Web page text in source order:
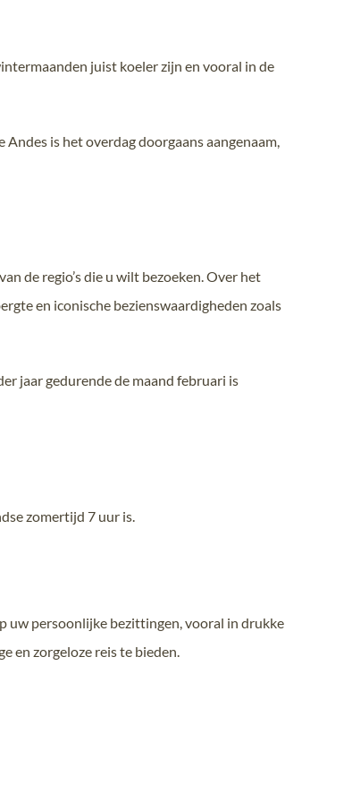
juist koeler zijn en vooral in de
is het overdag doorgaans aangenaam,
de regio’s die u wilt bezoeken. Over het
en iconische bezienswaardigheden zoals
jaar gedurende de maand februari is
zomertijd 7 uur is.
uw persoonlijke bezittingen, vooral in drukke
en zorgeloze reis te bieden.